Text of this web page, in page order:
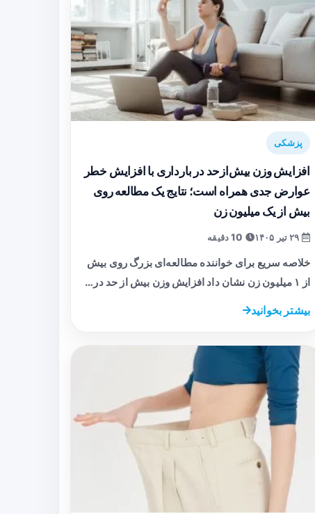
پزشکی
افزایش وزن بیش‌ازحد در بارداری با افزایش خطر
عوارض جدی همراه است؛ نتایج یک مطالعه روی
بیش از یک میلیون زن
خلاصه سریع برای خواننده مطالعه‌ای بزرگ روی بیش
از ۱ میلیون زن نشان داد افزایش وزن بیش از حد در…
بیشتر بخوانید